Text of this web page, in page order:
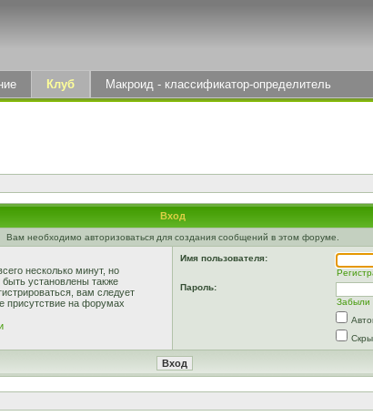
Клуб Макроид - классификатор-определитель
Вход
Вам необходимо авторизоваться для создания сообщений в этом форуме.
несколько минут, но
установлены также
вам следует
присутствие на форумах
Имя пользователя:
Пароль:
Забыли